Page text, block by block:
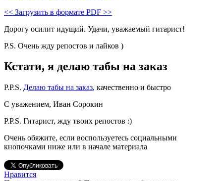
<< Загрузить в формате PDF >>
Дорогу осилит идущий. Удачи, уважаемый гитарист!
P.S. Очень жду репостов и лайков )
Кстати, я делаю табы на заказ
P.P.S. Делаю табы на заказ, качественно и быстро
С уважением, Иван Сорокин
P.P.S. Гитарист, жду твоих репостов :)
Очень обяжите, если воспользуетесь социальными
кнопочками ниже или в начале материала
Нравится